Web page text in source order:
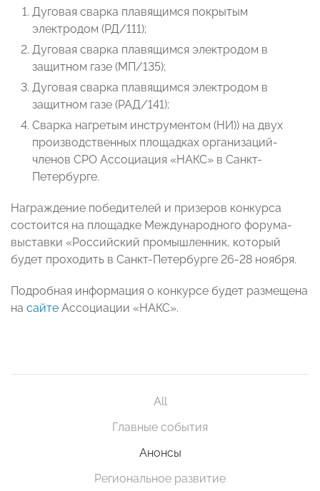
Дуговая сварка плавящимся покрытым
электродом (РД/111);
Дуговая сварка плавящимся электродом в
защитном газе (МП/135);
Дуговая сварка плавящимся электродом в
защитном газе (РАД/141);
Сварка нагретым инструментом (НИ)) на двух
производственных площадках организаций-
членов СРО Ассоциация «НАКС» в Санкт-
Петербурге.
Награждение победителей и призеров конкурса
состоится на площадке Международного форума-
выставки «Российский промышленник, который
будет проходить в Санкт-Петербурге 26-28 ноября.
Подробная информация о конкурсе будет размещена
на сайте Ассоциации «НАКС».
All
Главные события
Анонсы
Региональное развитие